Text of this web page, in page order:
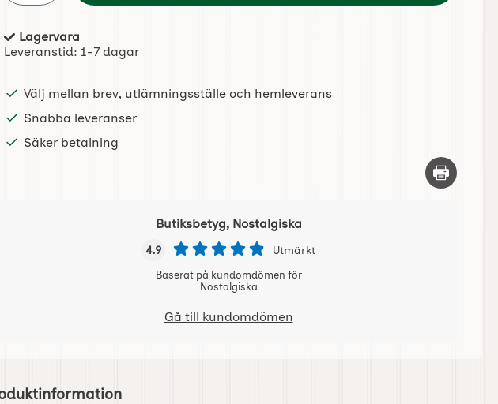
Tillgänglighet:
Lagervara
Leveranstid: 1-7 dagar
Välj mellan brev, utlämningsställe och hemleverans
Snabba leveranser
Säker betalning
Skriv ut
Butiksbetyg, Nostalgiska
4.9 Utmärkt
Baserat på kundomdömen för
Nostalgiska
Gå till kundomdömen